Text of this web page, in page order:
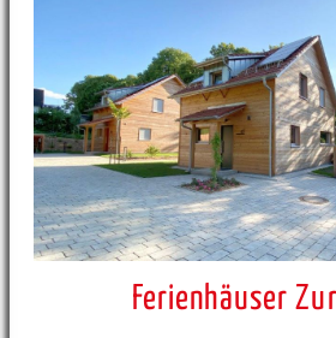
Ferienhäuser